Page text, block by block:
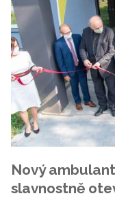
Nový
slavnostně